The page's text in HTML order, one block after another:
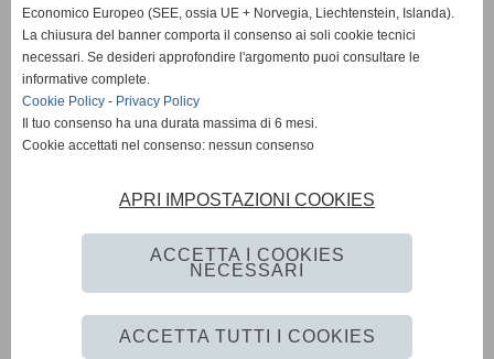
DOCUMENTI 2024-2025
MODULO PER VISITA MEDICA
Privacy Policy-Cookie Policy
Economico Europeo (SEE, ossia UE + Norvegia, Liechtenstein, Islanda).
La chiusura del banner comporta il consenso ai soli cookie tecnici
necessari. Se desideri approfondire l'argomento puoi consultare le
informative complete.
Cookie Policy - Privacy Policy
Il tuo consenso ha una durata massima di 6 mesi.
Cookie accettati nel consenso: nessun consenso
APRI IMPOSTAZIONI COOKIES
ACCETTA I COOKIES
NECESSARI
ACCETTA TUTTI I COOKIES